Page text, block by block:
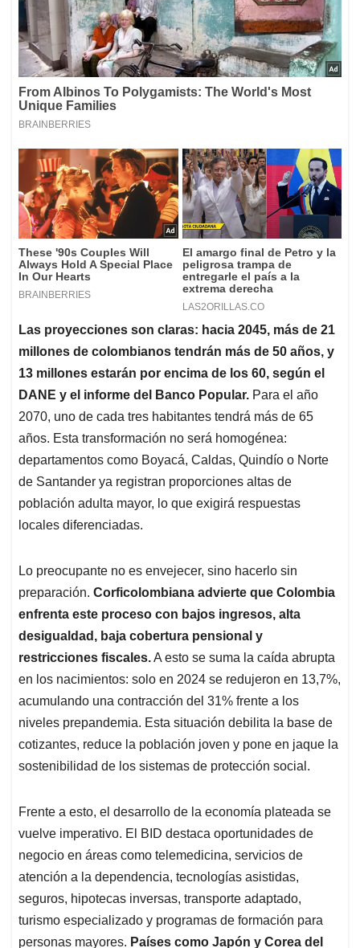
Las proyecciones son claras: hacia 2045, más de 21
millones de colombianos tendrán más de 50 años, y
13 millones estarán por encima de los 60, según el
DANE y el informe del Banco Popular. Para el año
2070, uno de cada tres habitantes tendrá más de 65
años. Esta transformación no será homogénea:
departamentos como Boyacá, Caldas, Quindío o Norte
de Santander ya registran proporciones altas de
población adulta mayor, lo que exigirá respuestas
locales diferenciadas.
Lo preocupante no es envejecer, sino hacerlo sin
preparación. Corficolombiana advierte que Colombia
enfrenta este proceso con bajos ingresos, alta
desigualdad, baja cobertura pensional y
restricciones fiscales.A esto se suma la caída abrupta
en los nacimientos: solo en 2024 se redujeron en 13,7%,
acumulando una contracción del 31% frente a los
niveles prepandemia. Esta situación debilita la base de
cotizantes, reduce la población joven y pone en jaque la
sostenibilidad de los sistemas de protección social.
Frente a esto, el desarrollo de la economía plateada se
vuelve imperativo. El BID destaca oportunidades de
negocio en áreas como telemedicina, servicios de
atención a la dependencia, tecnologías asistidas,
seguros, hipotecas inversas, transporte adaptado,
turismo especializado y programas de formación para
personas mayores. Países como Japón y Corea del